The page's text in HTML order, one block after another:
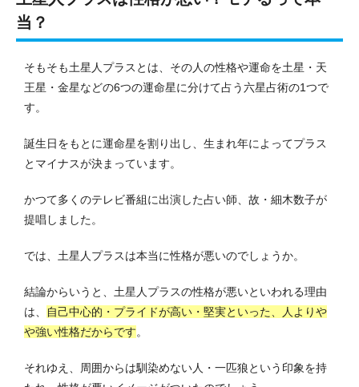
当？
そもそも土星人プラスとは、その人の性格や運命を土星・天
王星・金星などの6つの運命星に分けて占う六星占術の1つで
す。
誕生日をもとに運命星を割り出し、生まれ年によってプラス
とマイナスが決まっています。
かつて多くのテレビ番組に出演した占い師、故・細木数子が
提唱しました。
では、土星人プラスは本当に性格が悪いのでしょうか。
結論からいうと、土星人プラスの性格が悪いといわれる理由
は、
自己中心的・プライドが高い・堅実といった、人よりや
や強い性格だからです。
それゆえ、周囲からは馴染めない人・一匹狼という印象を持